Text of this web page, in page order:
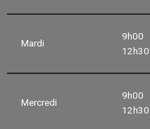
Mardi
9h00
12h30
Mercredi
9h00
12h30